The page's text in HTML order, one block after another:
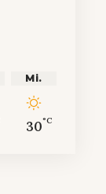
Mi.
30°C